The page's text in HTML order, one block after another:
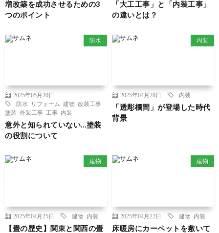
増改築を成功させるための3
つのポイント
「大工工事」と「内装工事」
の違いとは？
防水
2025年05月20日
防水
リフォーム 建物 改装工事
塗装 外装工事 工事 内装
意外と知られていない…塗装
の役割について
内装
2025年04月28日 内装
「透彫欄間」が登場した時代
背景
建物
2025年04月25日 建物 内装
【畳の歴史】関東と関西の畳
建物
2025年04月22日 建物 内装
床暖房にカーペットを敷いて